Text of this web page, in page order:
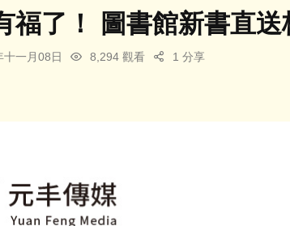
福了！ 圖書館新書直
十一月08日 8,294 觀看 1 分享